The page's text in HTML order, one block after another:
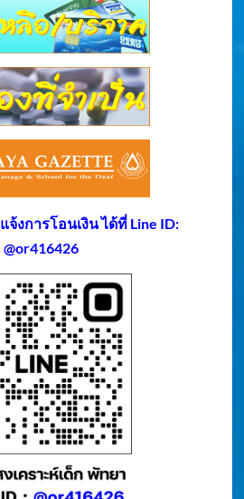
งการโอนเงิน ได้ที่ Line ID:
@or416426